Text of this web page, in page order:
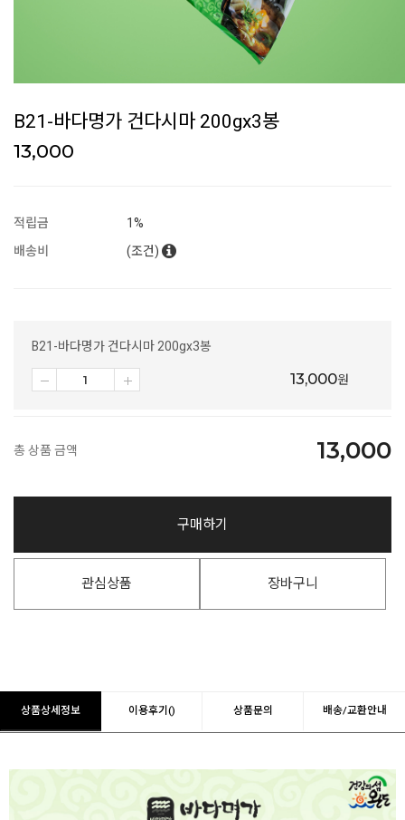
B21-바다명가 건다시마 200gx3봉
13,000
적립금
1%
배송비
(조건)
B21-바다명가 건다시마 200gx3봉
13,000원
총 상품 금액 13,000
구매하기
관심상품 장바구니
상품상세정보 이용후기() 상품문의 배송/교환안내